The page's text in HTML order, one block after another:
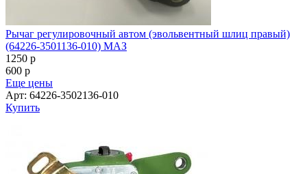
Рычаг регулировочный автом (эвольвентный шлиц правый)
(64226-3501136-010) МАЗ
1250 p
600 p
Еще цены
Арт: 64226-3502136-010
Купить